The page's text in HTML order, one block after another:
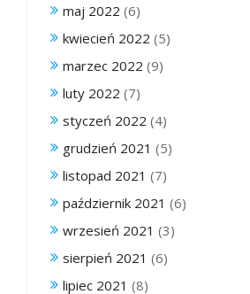
maj 2022 (6)
kwiecień 2022 (5)
marzec 2022 (9)
luty 2022 (7)
styczeń 2022 (4)
grudzień 2021 (5)
listopad 2021 (7)
październik 2021 (6)
wrzesień 2021 (3)
sierpień 2021 (6)
lipiec 2021 (8)